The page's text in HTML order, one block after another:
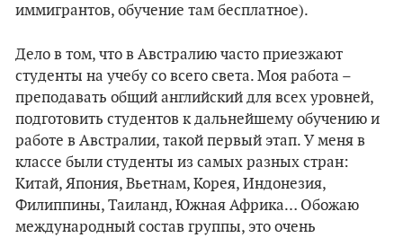
иммигрантов, обучение там бесплатное).
Дело в том, что в Австралию часто приезжают
студенты на учебу со всего света. Моя работа –
преподавать общий английский для всех уровней,
подготовить студентов к дальнейшему обучению и
работе в Австралии, такой первый этап. У меня в
классе были студенты из самых разных стран:
Китай, Япония, Вьетнам, Корея, Индонезия,
Филиппины, Таиланд, Южная Африка… Обожаю
международный состав группы, это очень